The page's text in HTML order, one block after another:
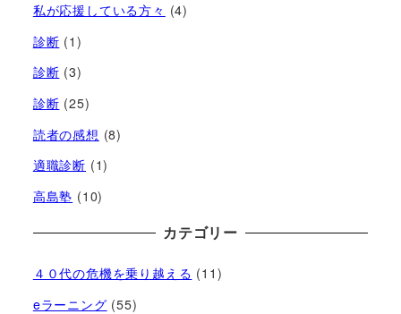
私が応援している方々 (4)
診断 (1)
診断 (3)
診断 (25)
読者の感想 (8)
適職診断 (1)
高島塾 (10)
カテゴリー
４０代の危機を乗り越える (11)
eラーニング (55)